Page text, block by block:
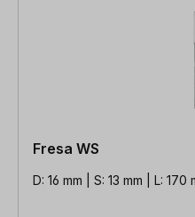
Fresa WS
D: 16 mm | S: 13 mm | L: